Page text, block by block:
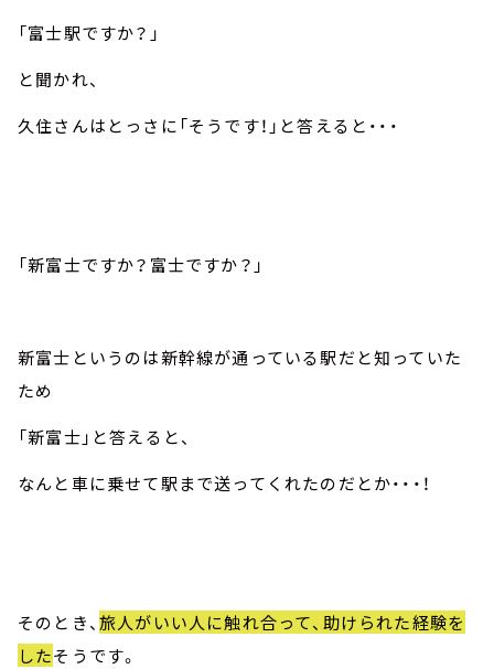
「富士駅ですか？」
と聞かれ、
久住さんはとっさに「そうです！」と答えると・・・
「新富士ですか？富士ですか？」
新富士というのは新幹線が通っている駅だと知っていた
ため
「新富士」と答えると、
なんと車に乗せて駅まで送ってくれたのだとか・・・！
そのとき、旅人がいい人に触れ合って、助けられた経験を
したそうです。